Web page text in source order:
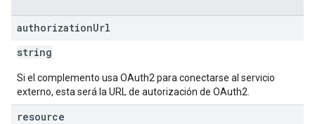
authorizationUrl
string
Si el complemento usa OAuth2 para conectarse al servicio
externo, esta será la URL de autorización de OAuth2.
resource